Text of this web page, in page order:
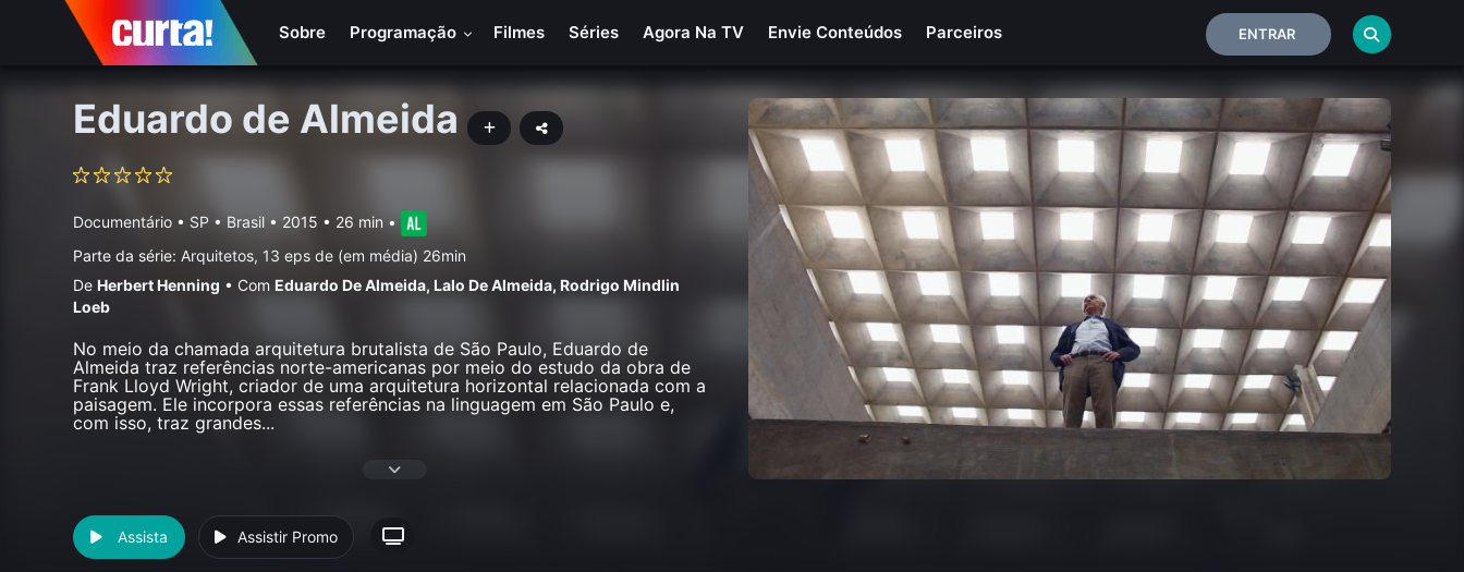
Sobre Programação Filmes Séries Agora Na TV Envie Conteúdos Parceiros ENTRAR
Eduardo de Almeida
Documentário • SP • Brasil • 2015 • 26 min •
Parte da série: Arquitetos, 13 eps de (em média) 26min
DeHerbert Henning • ComEduardo De Almeida,Lalo De Almeida,Rodrigo Mindlin
Loeb
No meio da chamada arquitetura brutalista de São Paulo, Eduardo de
Almeida traz referências norte-americanas por meio do estudo da obra de
Frank Lloyd Wright, criador de uma arquitetura horizontal relacionada com a
paisagem. Ele incorpora essas referências na linguagem em São Paulo e,
com isso, traz grandes...
Assista Assistir Promo